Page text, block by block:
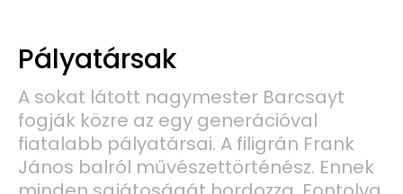
Pályatársak
A sokat látott nagymester Barcsayt
fogják közre az egy generációval
fiatalabb pályatársai. A filigrán Frank
János balról művészettörténész. Ennek